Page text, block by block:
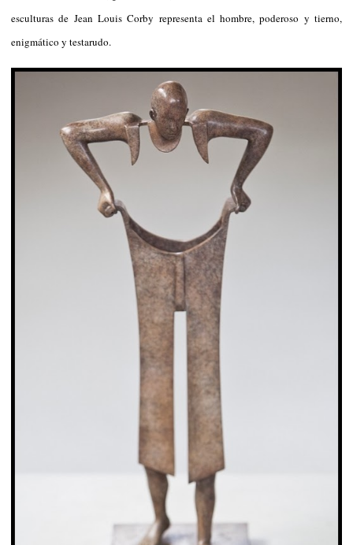
esculturas de Jean Louis Corby representa el hombre, poderoso y tierno,
enigmático y testarudo.